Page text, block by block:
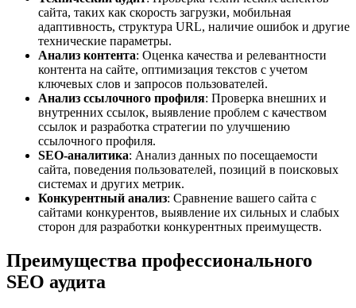
сайта, таких как скорость загрузки, мобильная
адаптивность, структура URL, наличие ошибок и другие
технические параметры.
Анализ контента: Оценка качества и релевантности
контента на сайте, оптимизация текстов с учетом
ключевых слов и запросов пользователей.
Анализ ссылочного профиля: Проверка внешних и
внутренних ссылок, выявление проблем с качеством
ссылок и разработка стратегии по улучшению
ссылочного профиля.
SEO-аналитика: Анализ данных по посещаемости
сайта, поведения пользователей, позиций в поисковых
системах и других метрик.
Конкурентный анализ: Сравнение вашего сайта с
сайтами конкурентов, выявление их сильных и слабых
сторон для разработки конкурентных преимуществ.
Преимущества профессионального
SEO аудита